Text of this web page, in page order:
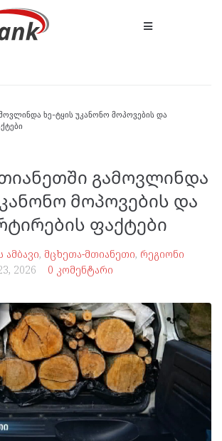
ხე-ტყის უკანონო მოპოვების და
გამოვლინდა
მოპოვების და
ფაქტები
, მცხეთა-მთიანეთი, რეგიონი
2026 0 კომენტარი